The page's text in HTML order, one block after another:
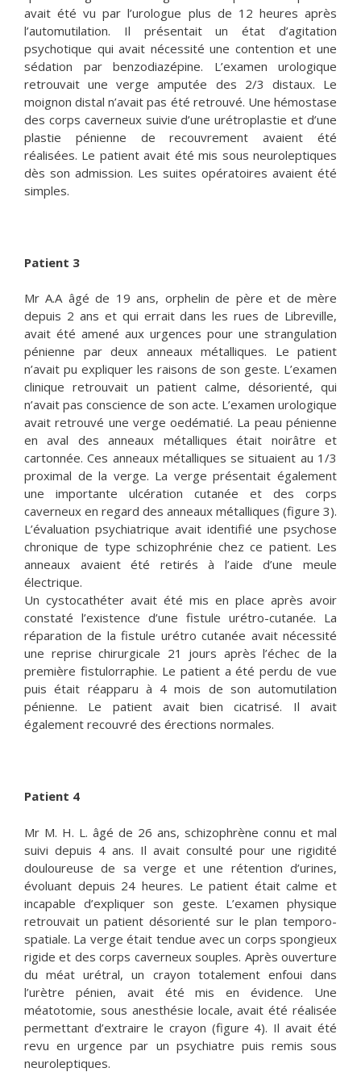
avait été vu par l’urologue plus de 12 heures après
l’automutilation. Il présentait un état d’agitation
psychotique qui avait nécessité une contention et une
sédation par benzodiazépine. L’examen urologique
retrouvait une verge amputée des 2/3 distaux. Le
moignon distal n’avait pas été retrouvé. Une hémostase
des corps caverneux suivie d’une urétroplastie et d’une
plastie pénienne de recouvrement avaient été
réalisées. Le patient avait été mis sous neuroleptiques
dès son admission. Les suites opératoires avaient été
simples.
Patient 3
Mr A.A âgé de 19 ans, orphelin de père et de mère
depuis 2 ans et qui errait dans les rues de Libreville,
avait été amené aux urgences pour une strangulation
pénienne par deux anneaux métalliques. Le patient
n’avait pu expliquer les raisons de son geste. L’examen
clinique retrouvait un patient calme, désorienté, qui
n’avait pas conscience de son acte. L’examen urologique
avait retrouvé une verge oedématié. La peau pénienne
en aval des anneaux métalliques était noirâtre et
cartonnée. Ces anneaux métalliques se situaient au 1/3
proximal de la verge. La verge présentait également
une importante ulcération cutanée et des corps
caverneux en regard des anneaux métalliques (figure 3).
L’évaluation psychiatrique avait identifié une psychose
chronique de type schizophrénie chez ce patient. Les
anneaux avaient été retirés à l’aide d’une meule
électrique.
Un cystocathéter avait été mis en place après avoir
constaté l’existence d’une fistule urétro-cutanée. La
réparation de la fistule urétro cutanée avait nécessité
une reprise chirurgicale 21 jours après l’échec de la
première fistulorraphie. Le patient a été perdu de vue
puis était réapparu à 4 mois de son automutilation
pénienne. Le patient avait bien cicatrisé. Il avait
également recouvré des érections normales.
Patient 4
Mr M. H. L. âgé de 26 ans, schizophrène connu et mal
suivi depuis 4 ans. Il avait consulté pour une rigidité
douloureuse de sa verge et une rétention d’urines,
évoluant depuis 24 heures. Le patient était calme et
incapable d’expliquer son geste. L’examen physique
retrouvait un patient désorienté sur le plan temporo-
spatiale. La verge était tendue avec un corps spongieux
rigide et des corps caverneux souples. Après ouverture
du méat urétral, un crayon totalement enfoui dans
l’urètre pénien, avait été mis en évidence. Une
méatotomie, sous anesthésie locale, avait été réalisée
permettant d’extraire le crayon (figure 4). Il avait été
revu en urgence par un psychiatre puis remis sous
neuroleptiques.